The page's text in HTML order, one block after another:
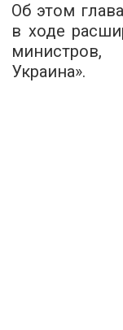
Об этом
в ходе
Украина».